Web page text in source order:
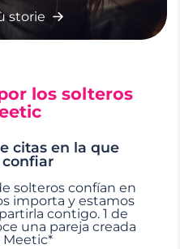
storie
los solteros
citas en la que
solteros confían en
importa y estamos
contigo. 1 de
una pareja creada
Meetic*